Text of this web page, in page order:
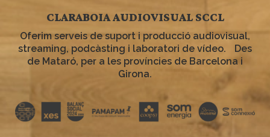
CLARABOIA AUDIOVISUAL SCCL
Oferim serveis de suport i producció audiovisual,
streaming, podcàsting i laboratori de vídeo. Des
de Mataró, per a les províncies de Barcelona i
Girona.